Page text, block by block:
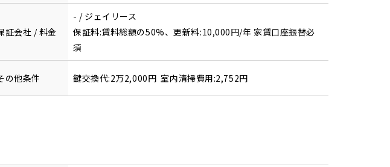
証会社 / 料金
- / ジェイリース
保証料:賃料総額の50%、更新料:10,000円/年 家賃口座振替必
須
の他条件 鍵交換代:2万2,000円 室内清掃費用:2,752円